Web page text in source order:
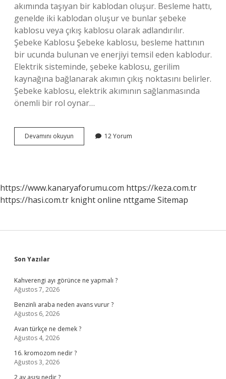
akımında taşıyan bir kablodan oluşur. Besleme hattı,
genelde iki kablodan oluşur ve bunlar şebeke
kablosu veya çıkış kablosu olarak adlandırılır.
Şebeke Kablosu Şebeke kablosu, besleme hattının
bir ucunda bulunan ve enerjiyi temsil eden kablodur.
Elektrik sisteminde, şebeke kablosu, gerilim
kaynağına bağlanarak akımın çıkış noktasını belirler.
Şebeke kablosu, elektrik akımının sağlanmasında
önemli bir rol oynar…
Devamını okuyun Besleme
hattı
12 Yorum
https://www.kanaryaforumu.com https://keza.com.tr
https://hasi.com.tr knight online nttgame Sitemap
Sidebar
Son Yazılar
Kahverengi ayı görünce ne yapmalı ?
Ağustos 7, 2026
Benzinli araba neden avans vurur ?
Ağustos 6, 2026
Avan türkçe ne demek ?
Ağustos 4, 2026
16. kromozom nedir ?
Ağustos 3, 2026
2 ay aşısı nedir ?